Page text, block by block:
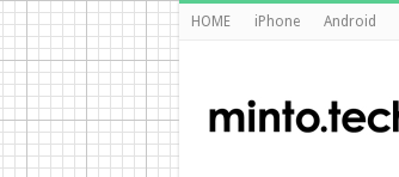
HOME iPhone Android